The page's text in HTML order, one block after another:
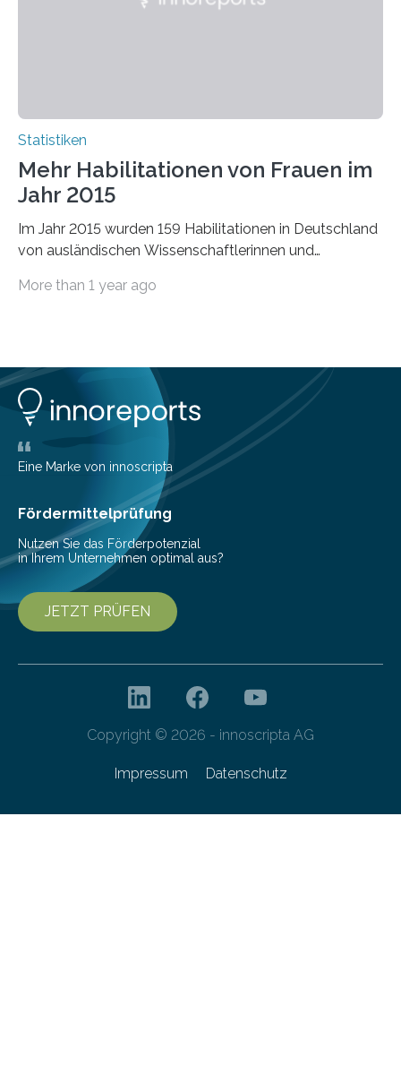
Statistiken
Mehr Habilitationen von Frauen im
Jahr 2015
Im Jahr 2015 wurden 159 Habilitationen in Deutschland
von ausländischen Wissenschaftlerinnen und
More than 1 year ago
Eine Marke von innoscripta
Fördermittelprüfung
Nutzen Sie das Förderpotenzial
in Ihrem Unternehmen optimal aus?
JETZT PRÜFEN
Copyright © 2026 - innoscripta AG
Impressum Datenschutz